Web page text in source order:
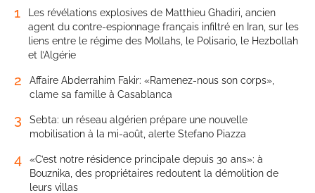
1
Les révélations explosives de Matthieu Ghadiri, ancien
agent du contre-espionnage français infiltré en Iran, sur les
liens entre le régime des Mollahs, le Polisario, le Hezbollah
et l’Algérie
2
Affaire Abderrahim Fakir: «Ramenez-nous son corps»,
clame sa famille à Casablanca
3
Sebta: un réseau algérien prépare une nouvelle
mobilisation à la mi-août, alerte Stefano Piazza
4
«C’est notre résidence principale depuis 30 ans»: à
Bouznika, des propriétaires redoutent la démolition de
leurs villas